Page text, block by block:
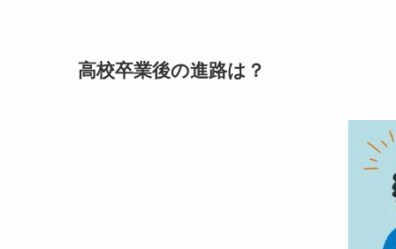
高校卒業後の進路は？